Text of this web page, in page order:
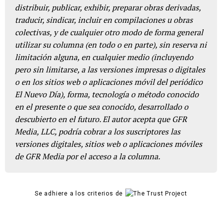
distribuir, publicar, exhibir, preparar obras derivadas,
traducir, sindicar, incluir en compilaciones u obras
colectivas, y de cualquier otro modo de forma general
utilizar su columna (en todo o en parte), sin reserva ni
limitación alguna, en cualquier medio (incluyendo
pero sin limitarse, a las versiones impresas o digitales
o en los sitios web o aplicaciones móvil del periódico
El Nuevo Día), forma, tecnología o método conocido
en el presente o que sea conocido, desarrollado o
descubierto en el futuro. El autor acepta que GFR
Media, LLC, podría cobrar a los suscriptores las
versiones digitales, sitios web o aplicaciones móviles
de GFR Media por el acceso a la columna.
Se adhiere a los criterios de